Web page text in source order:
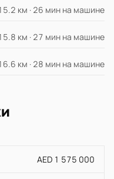
км · 26 мин на машине
км · 27 мин на машине
км · 28 мин на машине
AED 1 575 000